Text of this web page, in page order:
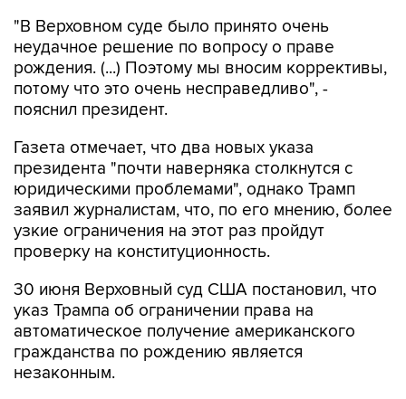
"В Верховном суде было принято очень
неудачное решение по вопросу о праве
рождения. (...) Поэтому мы вносим коррективы,
потому что это очень несправедливо", -
пояснил президент.
Газета отмечает, что два новых указа
президента "почти наверняка столкнутся с
юридическими проблемами", однако Трамп
заявил журналистам, что, по его мнению, более
узкие ограничения на этот раз пройдут
проверку на конституционность.
30 июня Верховный суд США постановил, что
указ Трампа об ограничении права на
автоматическое получение американского
гражданства по рождению является
незаконным.